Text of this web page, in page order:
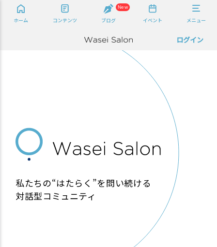
ホーム コンテンツ
New
ブログ イベント メニュー
ログイン
私たちの“はたらく”を問い続ける
対話型コミュニティ